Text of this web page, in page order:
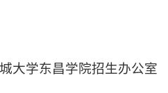
大学东昌学院招生办公室